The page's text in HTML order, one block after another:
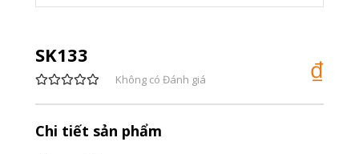
SK133
Không có Đánh giá ₫
Chi tiết sản phẩm